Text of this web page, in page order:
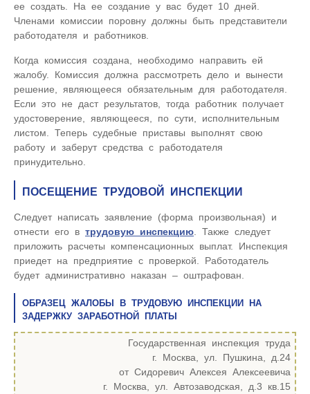
ее создать. На ее создание у вас будет 10 дней.
Членами комиссии поровну должны быть представители
работодателя и работников.
Когда комиссия создана, необходимо направить ей
жалобу. Комиссия должна рассмотреть дело и вынести
решение, являющееся обязательным для работодателя.
Если это не даст результатов, тогда работник получает
удостоверение, являющееся, по сути, исполнительным
листом. Теперь судебные приставы выполнят свою
работу и заберут средства с работодателя
принудительно.
ПОСЕЩЕНИЕ ТРУДОВОЙ ИНСПЕКЦИИ
Следует написать заявление (форма произвольная) и
отнести его в трудовую инспекцию. Также следует
приложить расчеты компенсационных выплат. Инспекция
приедет на предприятие с проверкой. Работодатель
будет административно наказан – оштрафован.
ОБРАЗЕЦ ЖАЛОБЫ В ТРУДОВУЮ ИНСПЕКЦИИ НА
ЗАДЕРЖКУ ЗАРАБОТНОЙ ПЛАТЫ
Государственная инспекция труда
г. Москва, ул. Пушкина, д.24
от Сидоревич Алексея Алексеевича
г. Москва, ул. Автозаводская, д.3 кв.15